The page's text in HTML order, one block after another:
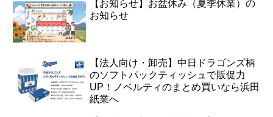
【お知らせ】お盆休み（夏季休業）の
お知らせ
【法人向け・卸売】中日ドラゴンズ柄
のソフトパックティッシュで販促力
UP！ノベルティのまとめ買いなら浜田
紙業へ